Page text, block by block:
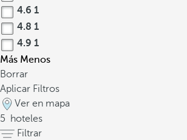
4.6 1
4.8 1
4.9 1
Más Menos
Borrar
Aplicar Filtros
Ver en mapa
5
hoteles
Filtrar